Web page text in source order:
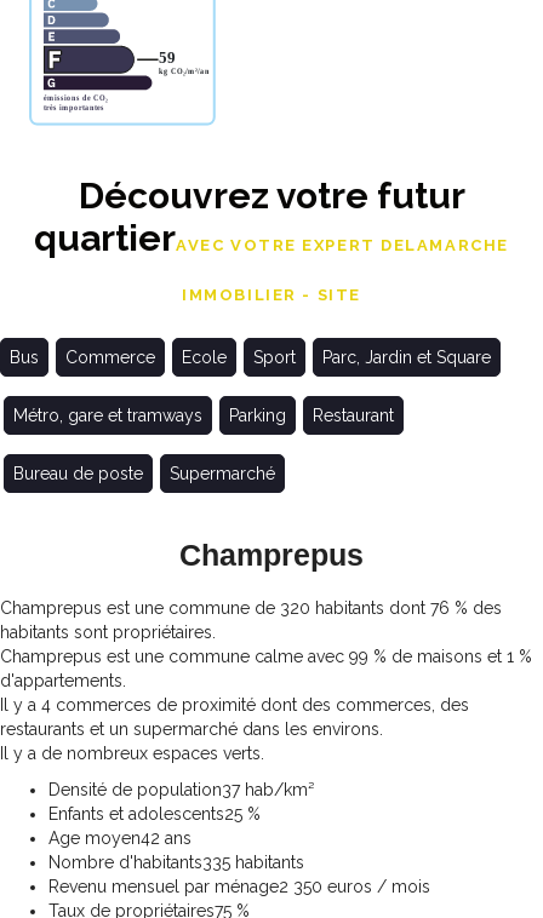
Découvrez votre futur
quartierAVEC VOTRE EXPERT DELAMARCHE
IMMOBILIER - SITE
Bus Commerce Ecole Sport Parc, Jardin et Square
Métro, gare et tramways Parking Restaurant
Bureau de poste Supermarché
Champrepus
Champrepus est une commune de 320 habitants dont 76 % des
habitants sont propriétaires.
Champrepus est une commune calme avec 99 % de maisons et 1 %
d'appartements.
Il y a 4 commerces de proximité dont des commerces, des
restaurants et un supermarché dans les environs.
Il y a de nombreux espaces verts.
Densité de population37 hab/km²
Enfants et adolescents25 %
Age moyen42 ans
Nombre d'habitants335 habitants
Revenu mensuel par ménage2 350 euros / mois
Taux de propriétaires75 %